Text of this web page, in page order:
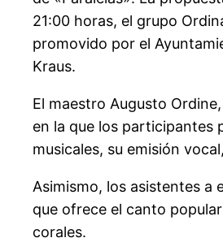
21:00 horas, el grupo
promovido por el
Kraus.
El maestro Augusto
en la que los participantes
musicales, su emisión
Asimismo, los asistentes a
que ofrece el canto
corales.